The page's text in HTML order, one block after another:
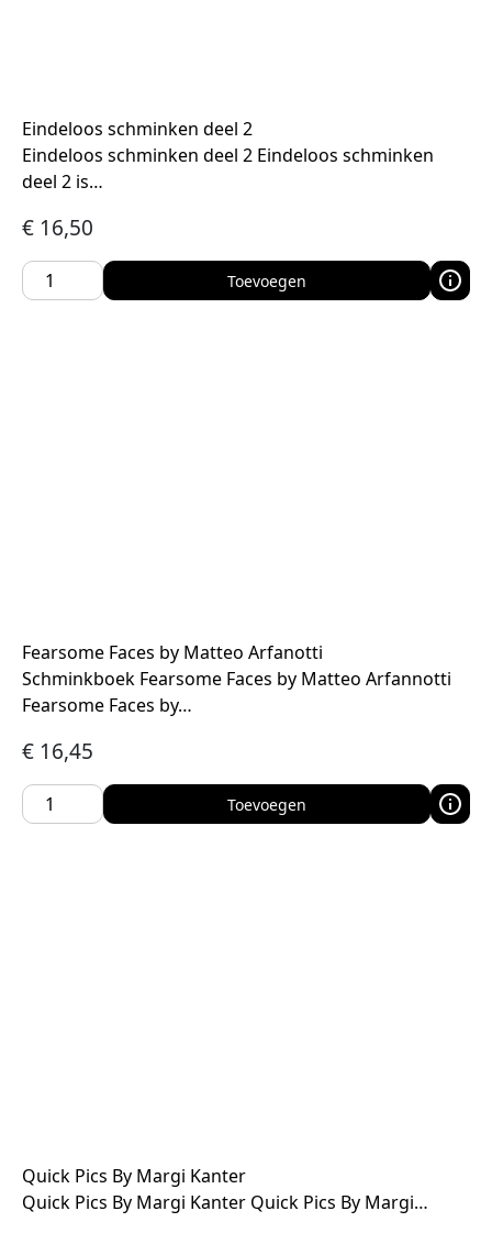
Eindeloos schminken deel 2
Eindeloos schminken deel 2 Eindeloos schminken
deel 2 is…
€ 16,50
Toevoegen
Fearsome Faces by Matteo Arfanotti
Schminkboek Fearsome Faces by Matteo Arfannotti
Fearsome Faces by…
€ 16,45
Toevoegen
Quick Pics By Margi Kanter
Quick Pics By Margi Kanter Quick Pics By Margi…